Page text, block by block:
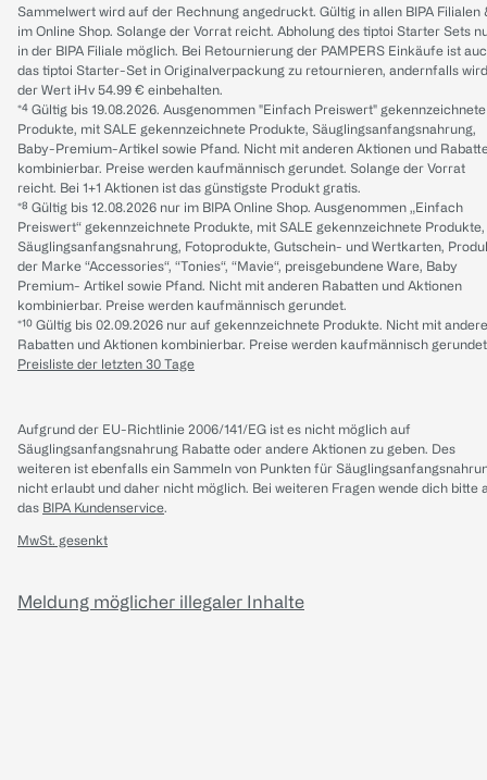
Sammelwert wird auf der Rechnung angedruckt. Gültig in allen BIPA Filialen
im Online Shop. Solange der Vorrat reicht. Abholung des tiptoi Starter Sets
in der BIPA Filiale möglich. Bei Retournierung der PAMPERS Einkäufe ist
das tiptoi Starter-Set in Originalverpackung zu retournieren, andernfalls wird
der Wert iHv 54.99 € einbehalten.
*⁴ Gültig bis 19.08.2026. Ausgenommen "Einfach Preiswert" gekennzeichnete
Produkte, mit SALE gekennzeichnete Produkte, Säuglingsanfangsnahrung,
Baby-Premium-Artikel sowie Pfand. Nicht mit anderen Aktionen und
kombinierbar. Preise werden kaufmännisch gerundet. Solange der Vorrat
reicht. Bei 1+1 Aktionen ist das günstigste Produkt gratis.
*⁸ Gültig bis 12.08.2026 nur im BIPA Online Shop. Ausgenommen „Einfach
Preiswert“ gekennzeichnete Produkte, mit SALE gekennzeichnete Produkte,
Säuglingsanfangsnahrung, Fotoprodukte, Gutschein- und Wertkarten,
der Marke “Accessories“, “Tonies“, “Mavie“, preisgebundene Ware, Baby
Premium- Artikel sowie Pfand. Nicht mit anderen Rabatten und Aktionen
kombinierbar. Preise werden kaufmännisch gerundet.
*¹⁰ Gültig bis 02.09.2026 nur auf gekennzeichnete Produkte. Nicht mit
Rabatten und Aktionen kombinierbar. Preise werden kaufmännisch
Preisliste der letzten 30 Tage
Aufgrund der EU-Richtlinie 2006/141/EG ist es nicht möglich auf
Säuglingsanfangsnahrung Rabatte oder andere Aktionen zu geben. Des
weiteren ist ebenfalls ein Sammeln von Punkten für
nicht erlaubt und daher nicht möglich. Bei weiteren Fragen wende dich bitte
das BIPA Kundenservice.
MwSt. gesenkt
Meldung möglicher illegaler Inhalte